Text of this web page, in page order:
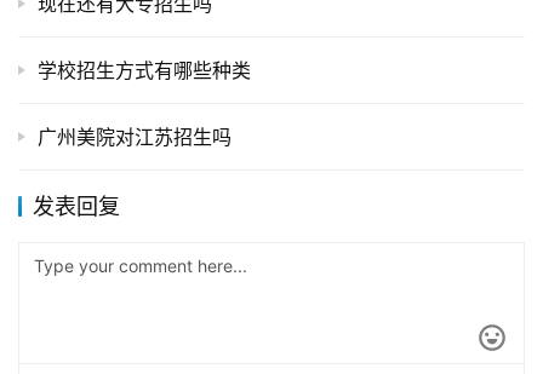
学校招生方式有哪些种类
广州美院对江苏招生吗
发表回复